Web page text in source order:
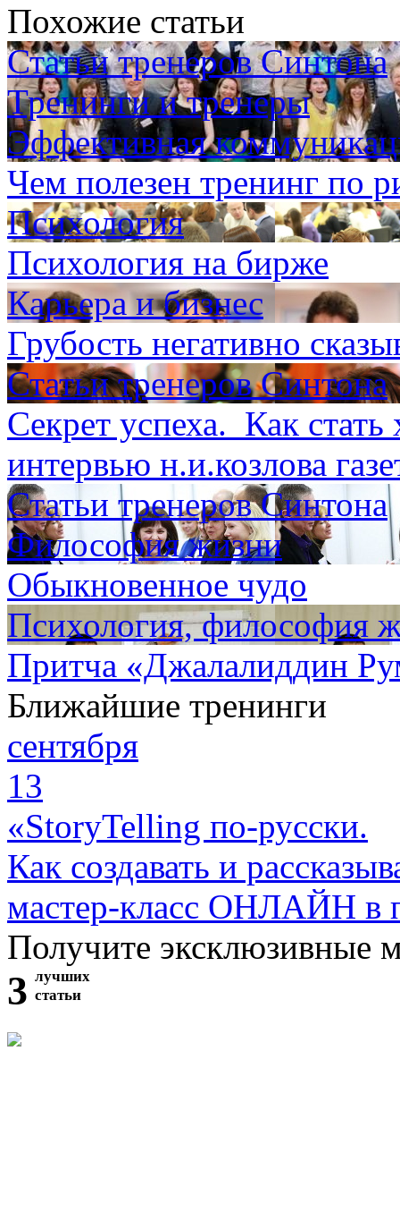
Похожие статьи
Статьи тренеров Синтона
Тренинги и тренеры
Эффективная
Чем полезен тренинг по
Психология
Психология на бирже
Карьера и бизнес
Грубость негативно
Статьи тренеров Синтона
Секрет успеха. Как
интервью н.и.козлова
Статьи тренеров Синтона
Философия жизни
Обыкновенное чудо
Психология, философия
Притча «Джалалиддин
Ближайшие тренинги
сентября
13
«StoryTelling по-русски.
Как создавать и
мастер-класс ОНЛАЙН в
Получите эксклюзивные
3 лучших
статьи